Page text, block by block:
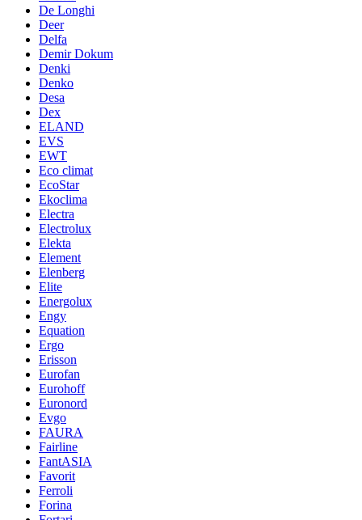
De Longhi
Deer
Delfa
Demir Dokum
Denki
Denko
Desa
Dex
ELAND
EVS
EWT
Eco climat
EcoStar
Ekoclima
Electra
Electrolux
Elekta
Element
Elenberg
Elite
Energolux
Engy
Equation
Ergo
Erisson
Eurofan
Eurohoff
Euronord
Evgo
FAURA
Fairline
FantASIA
Favorit
Ferroli
Forina